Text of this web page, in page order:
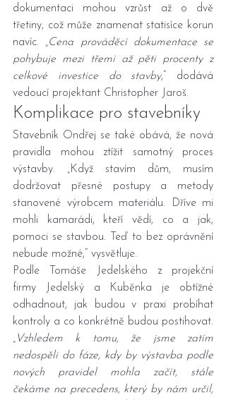
dokumentaci mohou vzrůst až o dvě
třetiny, což může znamenat statisíce korun
navíc. „Cena prováděcí dokumentace se
pohybuje mezi třemi až pěti procenty z
celkové investice do stavby,“ dodává
vedoucí projektant Christopher Jaroš.
Komplikace pro stavebníky
Stavebník Ondřej se také obává, že nová
pravidla mohou ztížit samotný proces
výstavby. „Když stavím dům, musím
dodržovat přesné postupy a metody
stanovené výrobcem materiálu. Dříve mi
mohli kamarádi, kteří vědí, co a jak,
pomoci se stavbou. Teď to bez oprávnění
nebude možné,“ vysvětluje.
Podle Tomáše Jedelského z projekční
firmy Jedelský a Kuběnka je obtížné
odhadnout, jak budou v praxi probíhat
kontroly a co konkrétně budou postihovat.
„ Vzhledem k tomu, že jsme zatím
nedospěli do fáze, kdy by výstavba podle
nových pravidel mohla začít, stále
čekáme na precedens, který by nám určil,